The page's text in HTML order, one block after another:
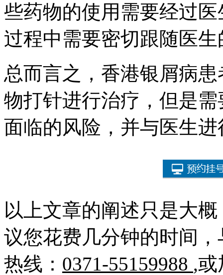
些药物的使用需要经过
过程中需要密切跟随医
总而言之，香港银屑病
物打针进行治疗，但是
面临的风险，并与医生
以上文章的阐述只是大
议您花费几分钟的时间，
热线： 0371-55159988 ,或